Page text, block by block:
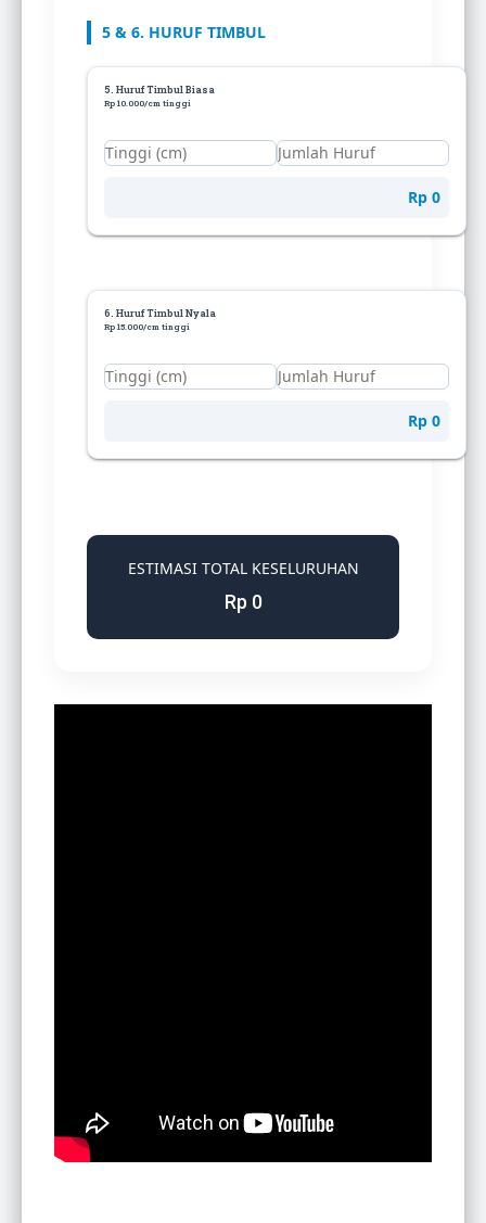
5 & 6. HURUF TIMBUL
5. Huruf Timbul Biasa
Rp 10.000/cm tinggi
Rp 0
6. Huruf Timbul Nyala
Rp 15.000/cm tinggi
Rp 0
ESTIMASI TOTAL KESELURUHAN
Rp 0